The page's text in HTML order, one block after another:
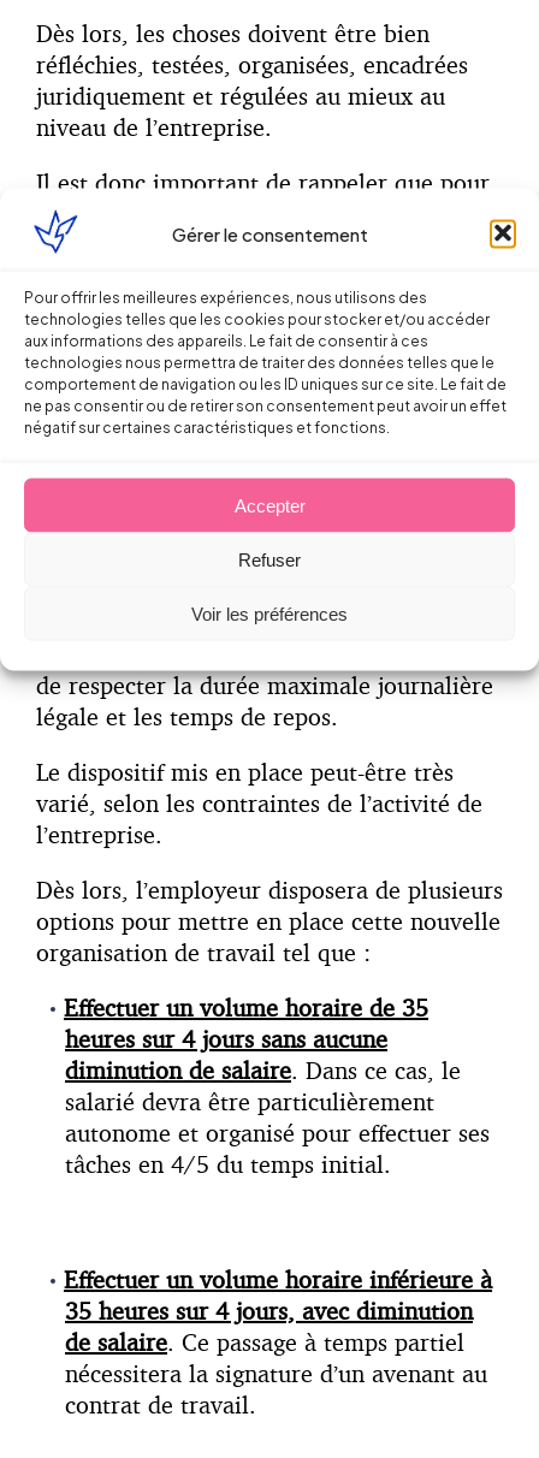
Gérer le consentement
Pour offrir les meilleures expériences, nous utilisons des
technologies telles que les cookies pour stocker et/ou accéder
aux informations des appareils. Le fait de consentir à ces
technologies nous permettra de traiter des données telles que le
comportement de navigation ou les ID uniques sur ce site. Le fait de
ne pas consentir ou de retirer son consentement peut avoir un effet
négatif sur certaines caractéristiques et fonctions.
Accepter
Refuser
Voir les préférences
Dès lors, les choses doivent être bien
réfléchies, testées, organisées, encadrées
juridiquement et régulées au mieux au
niveau de l’entreprise.
Il est donc important de rappeler que pour
ajuster ce genre de bouleversement
d’organisation dans une entreprise, le
changement seront nécessaires.
Des aménagements de travail variables
Si à première vue, la semaine de 4 jours ne
parait pas complexe dans sa mise en place,
elle peut cependant recouvrir des réalités
très différentes en pratique.
Celle-ci n’implique pas nécessairement une
de respecter la durée maximale journalière
légale et les temps de repos.
Le dispositif mis en place peut-être très
varié, selon les contraintes de l’activité de
l’entreprise.
Dès lors, l’employeur disposera de plusieurs
options pour mettre en place cette nouvelle
organisation de travail tel que :
Effectuer un volume horaire de 35
heures sur 4 jours sans aucune
diminution de salaire. Dans ce cas, le
salarié devra être particulièrement
autonome et organisé pour effectuer ses
tâches en 4/5 du temps initial.
Effectuer un volume horaire inférieure à
35 heures sur 4 jours, avec diminution
de salaire. Ce passage à temps partiel
nécessitera la signature d’un avenant au
contrat de travail.